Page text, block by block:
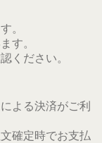
。
す。
ください。
よる決済がご利
確定時でお支払